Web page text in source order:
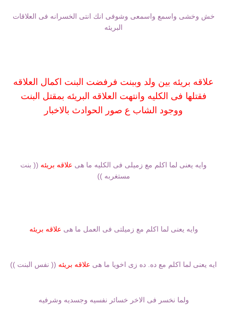
خش وخشى واسمع واسمعى وشوفى انك انتى الخسرانه فى العلاقات
البريئه
علاقه بريئه بين ولد وببنت فرفضت البنت اكمال العلاقه
فقتلها فى الكليه وانتهت العلاقه البريئه بمقتل البنت
ووجود الشاب ع صور الحوادث بالاخبار
وايه يعنى لما اكلم مع زميلى فى الكليه ما هى علاقه بريئه(( بنت
مستغربه ))
وايه يعنى لما اكلم مع زميلتى فى العمل ما هى علاقه بريئه
ايه يعنى لما اكلم مع ده. ده زى اخويا ما هى علاقه بريئه (( نفس البنت ))
ولما نخسر فى الاخر خسائر نفسيه وجسديه وشرفيه